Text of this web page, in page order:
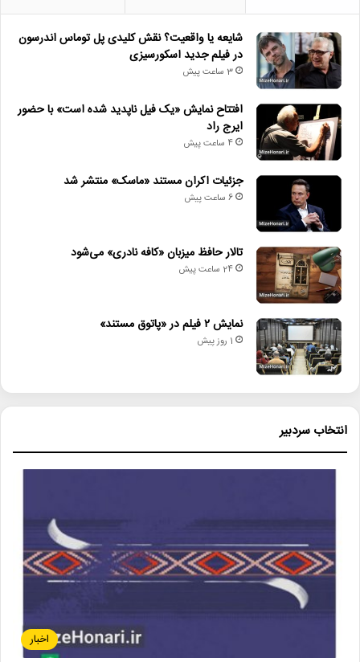
شایعه یا واقعیت؟ نقش کلیدی پل توماس اندرسون
در فیلم جدید اسکورسیزی
3 ساعت پیش
افتتاح نمایش «یک فیل ناپدید شده است» با حضور
ایرج راد
4 ساعت پیش
جزئیات اکران مستند «ماسک» منتشر شد
6 ساعت پیش
تالار حافظ میزبان «کافه نادری» می‌شود
24 ساعت پیش
نمایش ۲ فیلم در «پاتوق مستند»
1 روز پیش
انتخاب سردبیر
اخبار